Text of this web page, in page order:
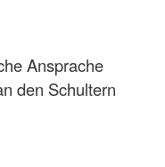
Ansprache
den Schultern